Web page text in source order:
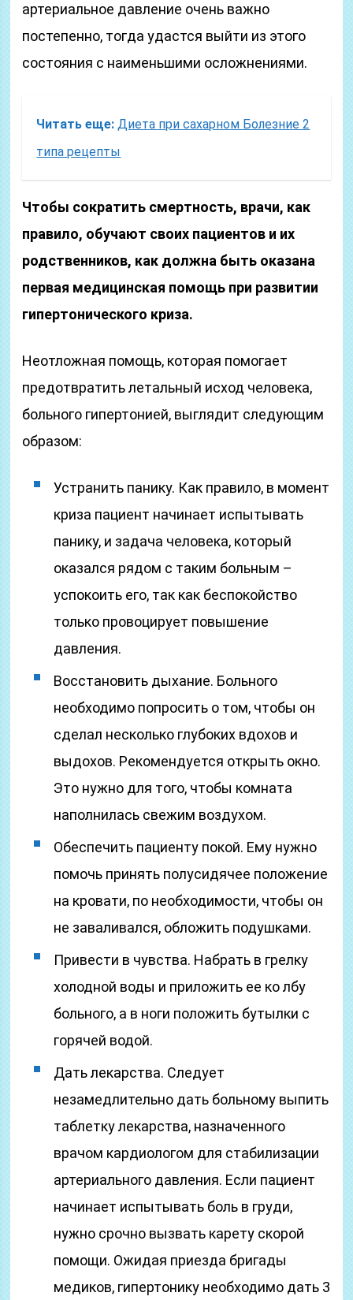
артериальное давление очень важно
постепенно, тогда удастся выйти из этого
состояния с наименьшими осложнениями.
Читать еще: Диета при сахарном Болезние 2
типа рецепты
Чтобы сократить смертность, врачи, как
правило, обучают своих пациентов и их
родственников, как должна быть оказана
первая медицинская помощь при развитии
гипертонического криза.
Неотложная помощь, которая помогает
предотвратить летальный исход человека,
больного гипертонией, выглядит следующим
образом:
Устранить панику. Как правило, в момент
криза пациент начинает испытывать
панику, и задача человека, который
оказался рядом с таким больным –
успокоить его, так как беспокойство
только провоцирует повышение
давления.
Восстановить дыхание. Больного
необходимо попросить о том, чтобы он
сделал несколько глубоких вдохов и
выдохов. Рекомендуется открыть окно.
Это нужно для того, чтобы комната
наполнилась свежим воздухом.
Обеспечить пациенту покой. Ему нужно
помочь принять полусидячее положение
на кровати, по необходимости, чтобы он
не заваливался, обложить подушками.
Привести в чувства. Набрать в грелку
холодной воды и приложить ее ко лбу
больного, а в ноги положить бутылки с
горячей водой.
Дать лекарства. Следует
незамедлительно дать больному выпить
таблетку лекарства, назначенного
врачом кардиологом для стабилизации
артериального давления. Если пациент
начинает испытывать боль в груди,
нужно срочно вызвать карету скорой
помощи. Ожидая приезда бригады
медиков, гипертонику необходимо дать 3